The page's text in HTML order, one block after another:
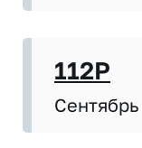
112P
Сентябрь